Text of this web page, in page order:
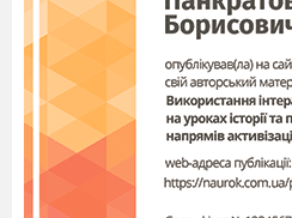
Ось таким
змальовує авторка
рядочку вірша
рідної природи, рідної
«Вечірня година» Леся
коханій мамі, що ще раз
глибині почуттів до